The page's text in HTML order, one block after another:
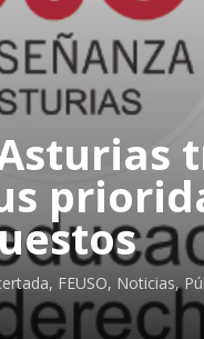
Asturias
, FEUSO, Noticias,